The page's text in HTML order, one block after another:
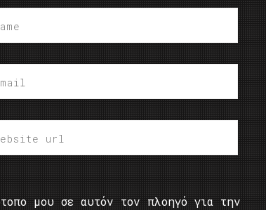
μου σε αυτόν τον πλοηγό για την